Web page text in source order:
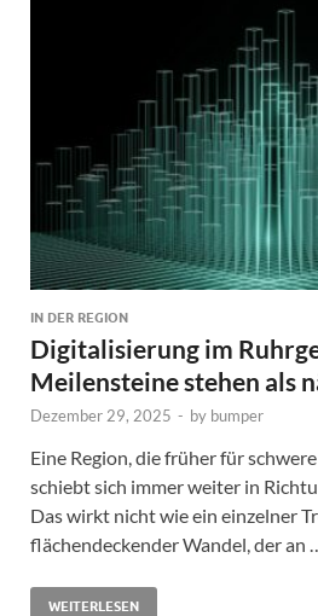
IN DER REGION
Digitalisierung im
Meilensteine stehen als
Dezember 29, 2025 - by bumper
Eine Region, die früher für
schiebt sich immer weiter in
Das wirkt nicht wie ein einzelner
flächendeckender Wandel, der an …
WEITERLESEN